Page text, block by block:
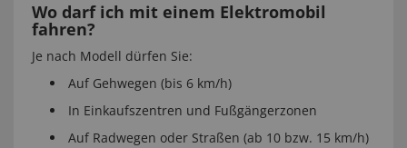
Wo darf ich mit einem Elektromobil
fahren?
Je nach Modell dürfen Sie:
Auf Gehwegen (bis 6 km/h)
In Einkaufszentren und Fußgängerzonen
Auf Radwegen oder Straßen (ab 10 bzw. 15 km/h)